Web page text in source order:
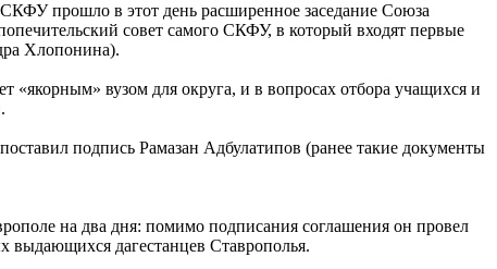
прошло в этот день расширенное заседание Союза
совет самого СКФУ, в который входят первые
Хлопонина).
«якорным» вузом для округа, и в вопросах отбора учащихся и
подпись Рамазан Адбулатипов (ранее такие документы
на два дня: помимо подписания соглашения он провел
выдающихся дагестанцев Ставрополья.